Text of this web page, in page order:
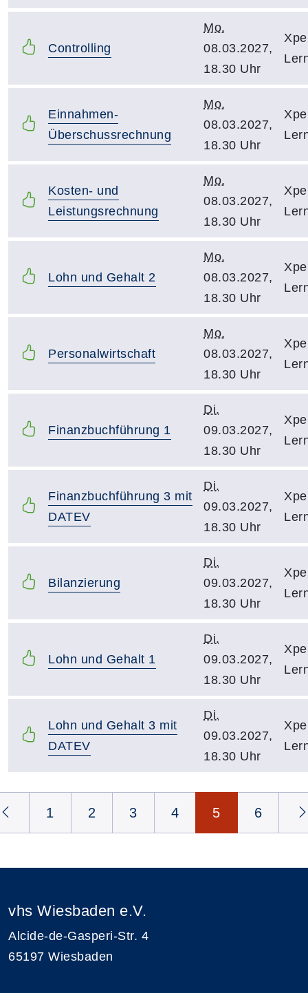
Controlling
Mo.
08.03.2027,
18.30 Uhr
Einnahmen-
Überschussrechnung
Mo.
08.03.2027,
18.30 Uhr
Kosten- und
Leistungsrechnung
Mo.
08.03.2027,
18.30 Uhr
Lohn und Gehalt 2
Mo.
08.03.2027,
18.30 Uhr
Personalwirtschaft
Mo.
08.03.2027,
18.30 Uhr
Finanzbuchführung 1
Di.
09.03.2027,
18.30 Uhr
Finanzbuchführung 3 mit
DATEV
Di.
09.03.2027,
18.30 Uhr
Bilanzierung
Di.
09.03.2027,
18.30 Uhr
Lohn und Gehalt 1
Di.
09.03.2027,
18.30 Uhr
Lohn und Gehalt 3 mit
DATEV
Di.
09.03.2027,
18.30 Uhr
1 2 3 4 5 6
vhs Wiesbaden e.V.
Alcide-de-Gasperi-Str. 4
65197 Wiesbaden